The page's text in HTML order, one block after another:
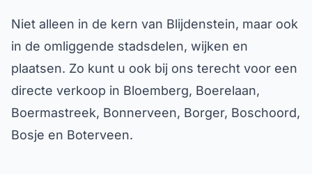
Niet alleen in de kern van Blijdenstein, maar ook
in de omliggende stadsdelen, wijken en
plaatsen. Zo kunt u ook bij ons terecht voor een
directe verkoop in Bloemberg, Boerelaan,
Boermastreek, Bonnerveen, Borger, Boschoord,
Bosje en Boterveen.